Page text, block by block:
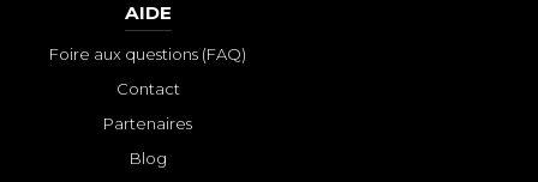
AIDE
Foire aux questions (FAQ)
Contact
Partenaires
Blog